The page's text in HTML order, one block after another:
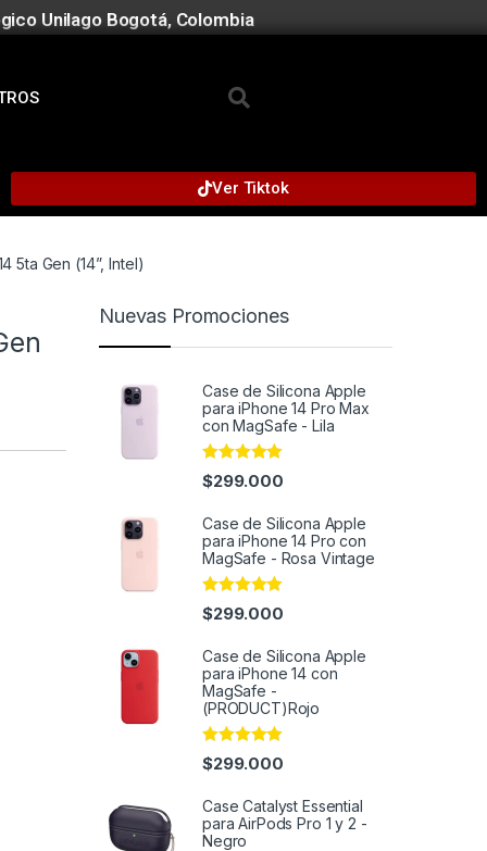
Unilago Bogotá, Colombia
Ver Tiktok
5ta Gen (14”, Intel)
Nuevas Promociones
Case de Silicona Apple
para iPhone 14 Pro Max
con MagSafe - Lila
Rated4.95
out of 5
$299.000
Case de Silicona Apple
para iPhone 14 Pro con
MagSafe - Rosa Vintage
Rated4.95
out of 5
$299.000
Case de Silicona Apple
para iPhone 14 con
MagSafe -
(PRODUCT)Rojo
Rated4.95
out of 5
$299.000
Case Catalyst Essential
para AirPods Pro 1 y 2 -
Negro